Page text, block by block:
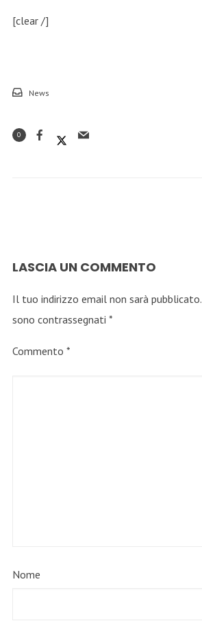
[clear /]
News
0
LASCIA UN COMMENTO
Il tuo indirizzo email non sarà pubblicato.
sono contrassegnati *
Commento *
Nome